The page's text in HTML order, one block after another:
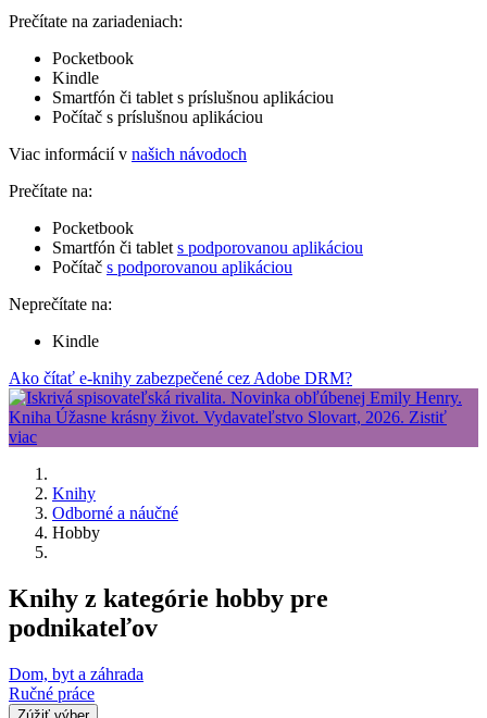
Prečítate na zariadeniach:
Pocketbook
Kindle
Smartfón či tablet s príslušnou aplikáciou
Počítač s príslušnou aplikáciou
Viac informácií v našich návodoch
Prečítate na:
Pocketbook
Smartfón či tablet s podporovanou aplikáciou
Počítač s podporovanou aplikáciou
Neprečítate na:
Kindle
Ako čítať e-knihy zabezpečené cez Adobe DRM?
Knihy
Odborné a náučné
Hobby
Knihy z kategórie hobby pre
podnikateľov
Dom, byt a záhrada
Ručné práce